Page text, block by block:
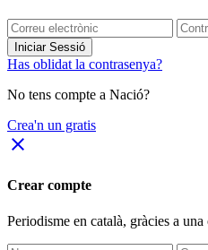
Iniciar Sessió
Has oblidat la contrasenya?
No tens compte a Nació?
Crea'n un gratis
close
Crear compte
Periodisme en català, gràcies a